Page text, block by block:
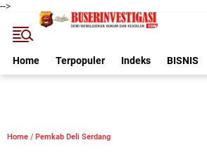
-->
Home Terpopuler Indeks BISNIS
Home / Pemkab Deli Serdang